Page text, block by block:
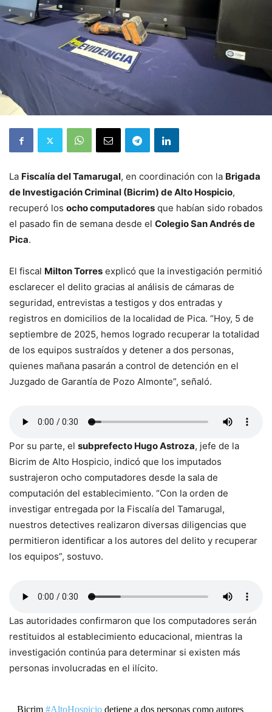
La Fiscalía del Tamarugal, en coordinación con la Brigada
de Investigación Criminal (Bicrim) de Alto Hospicio,
recuperó los ocho computadores que habían sido robados
el pasado fin de semana desde el Colegio San Andrés de
Pica.
El fiscal Milton Torres explicó que la investigación permitió
esclarecer el delito gracias al análisis de cámaras de
seguridad, entrevistas a testigos y dos entradas y
registros en domicilios de la localidad de Pica. “Hoy, 5 de
septiembre de 2025, hemos logrado recuperar la totalidad
de los equipos sustraídos y detener a dos personas,
quienes mañana pasarán a control de detención en el
Juzgado de Garantía de Pozo Almonte”, señaló.
Por su parte, el subprefecto Hugo Astroza, jefe de la
Bicrim de Alto Hospicio, indicó que los imputados
sustrajeron ocho computadores desde la sala de
computación del establecimiento. “Con la orden de
investigar entregada por la Fiscalía del Tamarugal,
nuestros detectives realizaron diversas diligencias que
permitieron identificar a los autores del delito y recuperar
los equipos”, sostuvo.
Las autoridades confirmaron que los computadores serán
restituidos al establecimiento educacional, mientras la
investigación continúa para determinar si existen más
personas involucradas en el ilícito.
Bicrim #AltoHospiciodetiene a dos personas como autores